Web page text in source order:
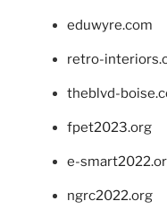
eduwyre.com
retro-
theblvd-
fpet2023.org
e-
ngrc2022.org